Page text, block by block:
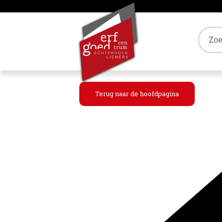
Terug naar de hoofdpagina